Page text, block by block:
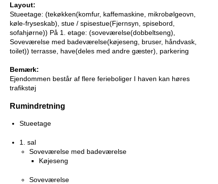
Layout:
Stueetage: (tekøkken(komfur, kaffemaskine, mikrobølgeovn,
køle-fryseskab), stue / spisestue(Fjernsyn, spisebord,
sofahjørne)) På 1. etage: (soveværelse(dobbeltseng),
Soveværelse med badeværelse(køjeseng, bruser, håndvask,
toilet)) terrasse, have(deles med andre gæster), parkering
Bemærk:
Ejendommen består af flere ferieboliger I haven kan høres
trafikstøj
Rumindretning
Stueetage
1. sal
Soveværelse med badeværelse
Køjeseng
Soveværelse